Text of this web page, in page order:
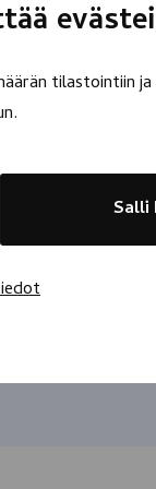
tilastointiin ja
Salli